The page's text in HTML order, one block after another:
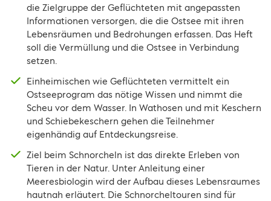
die Zielgruppe der Geflüchteten mit angepassten
Informationen versorgen, die die Ostsee mit ihren
Lebensräumen und Bedrohungen erfassen. Das Heft
soll die Vermüllung und die Ostsee in Verbindung
setzen.
Einheimischen wie Geflüchteten vermittelt ein
Ostseeprogram das nötige Wissen und nimmt die
Scheu vor dem Wasser. In Wathosen und mit Keschern
und Schiebekeschern gehen die Teilnehmer
eigenhändig auf Entdeckungsreise.
Ziel beim Schnorcheln ist das direkte Erleben von
Tieren in der Natur. Unter Anleitung einer
Meeresbiologin wird der Aufbau dieses Lebensraumes
hautnah erläutert. Die Schnorcheltouren sind für